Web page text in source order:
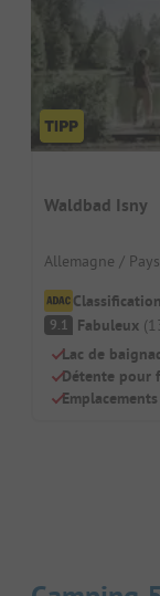
Waldbad Isny
Allemagne /
Classification
9.1 Fabuleux (
Lac de
Détente pour